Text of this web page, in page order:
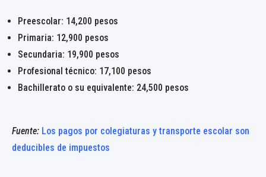
Preescolar: 14,200 pesos
Primaria: 12,900 pesos
Secundaria: 19,900 pesos
Profesional técnico: 17,100 pesos
Bachillerato o su equivalente: 24,500 pesos
Fuente: Los pagos por colegiaturas y transporte escolar son
deducibles de impuestos